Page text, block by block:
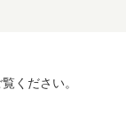
ください。